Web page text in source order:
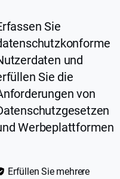
Sie
und
Sie die
von
Werbeplattformen
Erfüllen Sie mehrere